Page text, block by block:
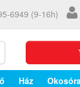
6949 (9-16h)
Ház Okosóra